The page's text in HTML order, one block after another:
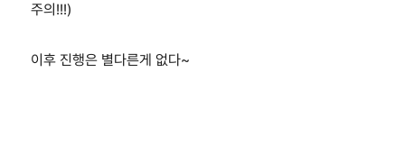
주의!!!)
이후 진행은 별다른게 없다~